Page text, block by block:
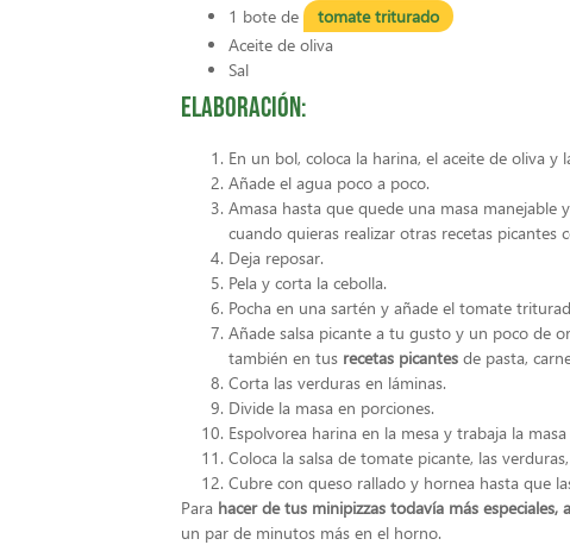
1 bote de
tomate triturado
Aceite de oliva
Sal
Elaboración:
En un bol, coloca la harina, el aceite de oliva y
Añade el agua poco a poco.
Amasa hasta que quede una masa manejable
cuando quieras realizar otras recetas picantes
Deja reposar.
Pela y corta la cebolla.
Pocha en una sartén y añade el tomate
Añade salsa picante a tu gusto y un poco de
también en tus recetas picantes de pasta,
Corta las verduras en láminas.
Divide la masa en porciones.
Espolvorea harina en la mesa y trabaja la
Coloca la salsa de tomate picante, las
Cubre con queso rallado y hornea hasta que
Para hacer de tus minipizzas todavía más
un par de minutos más en el horno.